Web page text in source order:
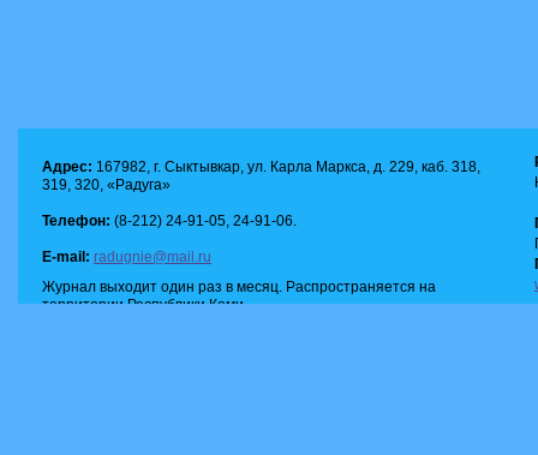
Адрес: 167982, г. Сыктывкар, ул. Карла Маркса, д. 229, каб. 318,
319, 320, «Радуга»
Телефон: (8-212) 24-91-05, 24-91-06.
E-mail: radugnie@mail.ru
Журнал выходит один раз в месяц. Распространяется на
территории Республики Коми.